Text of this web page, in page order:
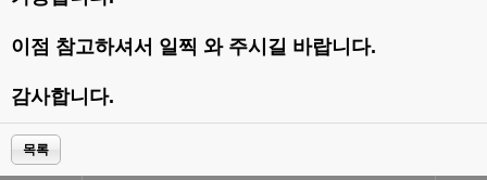
이점 참고하셔서 일찍 와 주시길 바랍니다.
감사합니다.
목록